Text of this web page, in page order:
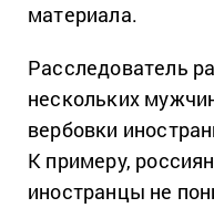
материала.
Расследователь
нескольких
вербовки
К примеру,
иностранцы не